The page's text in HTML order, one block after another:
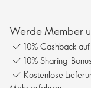
Werde Member
10% Cashback
10% Sharing-
Kostenlose